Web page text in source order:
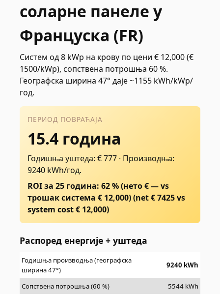
соларне панеле у
Француска (FR)
Систем од 8 kWp на крову по цени € 12,000 (€
1500/kWp), сопствена потрошња 60 %.
Географска ширина 47° даје ~1155 kWh/kWp/
год.
ПЕРИОД ПОВРАЋАЈА
15.4 година
Годишња уштеда: € 777 · Производња:
9240 kWh/год.
ROI за 25 година: 62 % (нето € — vs
трошак система € 12,000)(net €7425vs
system cost € 12,000)
Распоред енергије + уштеда
Годишња производња (географска
ширина 47°)
9240 kWh
Сопствена потрошња (60 %) 5544 kWh